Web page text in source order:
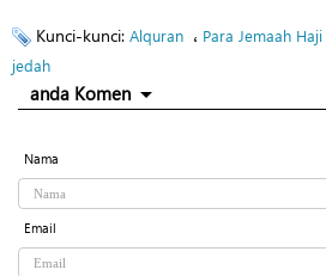
Kunci-kunci: Alquran ، Para Jemaah Haji
jedah
anda Komen
Nama
Email